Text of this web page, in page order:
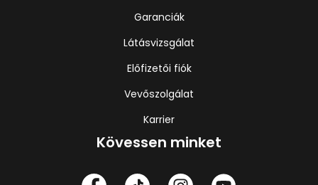
Garanciák
Látásvizsgálat
Előfizetői fiók
Vevőszolgálat
Karrier
Kövessen minket